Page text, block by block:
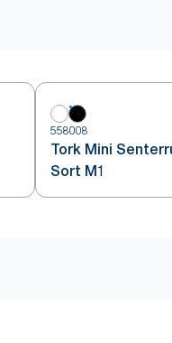
558008
Tork Mini
Sort M1